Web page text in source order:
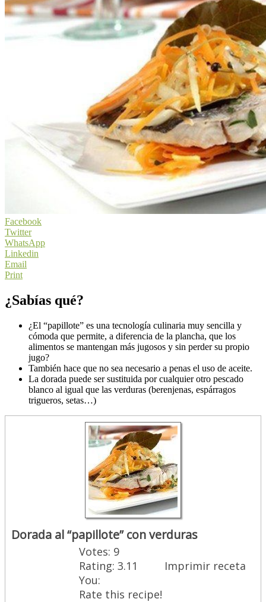
Facebook
Twitter
WhatsApp
Linkedin
Email
Print
¿Sabías qué?
¿El “papillote” es una tecnología culinaria muy sencilla y
cómoda que permite, a diferencia de la plancha, que los
alimentos se mantengan más jugosos y sin perder su propio
jugo?
También hace que no sea necesario a penas el uso de aceite.
La dorada puede ser sustituida por cualquier otro pescado
blanco al igual que las verduras (berenjenas, espárragos
trigueros, setas…)
Dorada al “papillote” con verduras
Votes: 9
Rating: 3.11
You:
Rate this recipe!
Imprimir receta